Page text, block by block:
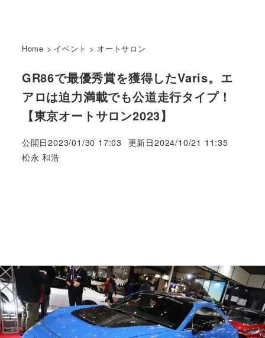
Home > イベント > オートサロン
GR86で最優秀賞を獲得したVaris。エ
アロは迫力満載でも公道走行タイプ！
【東京オートサロン2023】
公開日2023/01/30 17:03 更新日2024/10/21 11:35
著
松永 和浩